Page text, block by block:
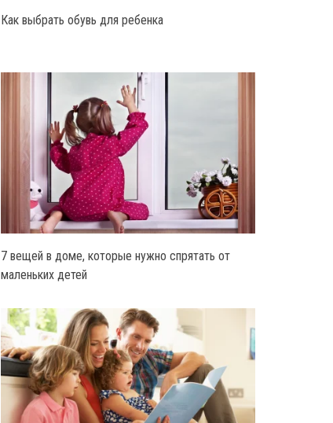
Как выбрать обувь для ребенка
7 вещей в доме, которые нужно спрятать от
маленьких детей